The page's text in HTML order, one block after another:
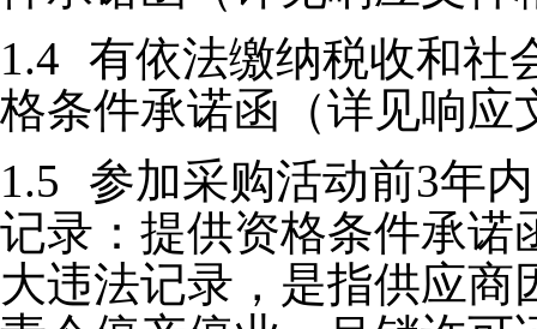
1.4 有依法缴纳税收和社
格条件承诺函（详见响应
1.5
参加采购活动前3年
记录：提供资格条件承诺
大违法记录，是指供应